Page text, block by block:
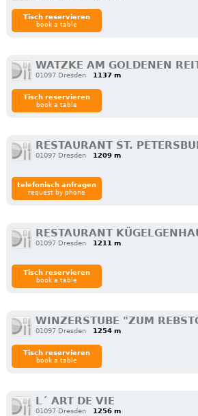
Tisch reservieren
book a table
WATZKE AM GOLDENEN
01097 Dresden 1137 m
Tisch reservieren
book a table
RESTAURANT ST.
01097 Dresden
1209 m
telefonisch anfragen
request by phone
RESTAURANT
01097 Dresden
1211 m
Tisch reservieren
book a table
WINZERSTUBE "ZUM
01097 Dresden 1254 m
Tisch reservieren
book a table
L´ ART DE VIE
01097 Dresden 1256 m